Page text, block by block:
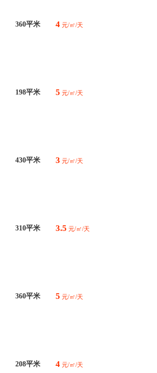
360平米 4 元/㎡/天
198平米 5 元/㎡/天
430平米 3 元/㎡/天
310平米 3.5 元/㎡/天
360平米 5 元/㎡/天
208平米 4 元/㎡/天